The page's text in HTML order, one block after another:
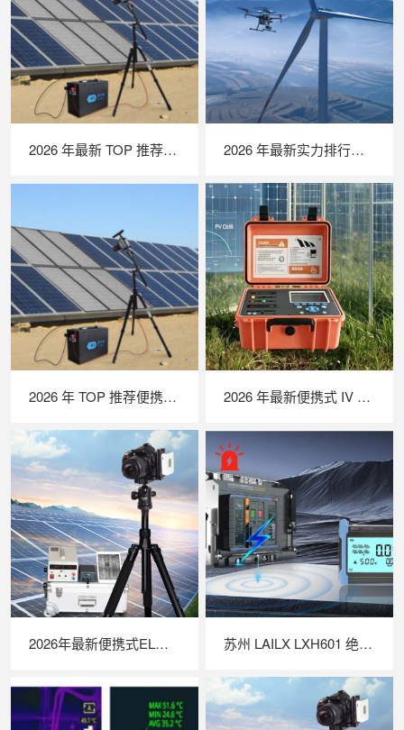
2026 年最新 TOP 推荐｜便携式 EL 检测仪实力排行，LAILX LXG50 深度测评 2026 年最新实力排行｜无人机 EL 检测系统 TOP 推荐，LAILX LXH210 深度解析
2026 年 TOP 推荐便携式 EL 检测仪｜行业实力品牌深度测评 2026 年最新便携式 IV 测试仪实力排行｜深度解析光伏户外性能检测优选设备
2026年最新便携式EL检测仪TOP推荐｜行业实力品牌深度测评 苏州 LAILX LXH601 绝缘接地综合测试仪 —— 一体化多功能集成，筑牢光伏电气安全防线